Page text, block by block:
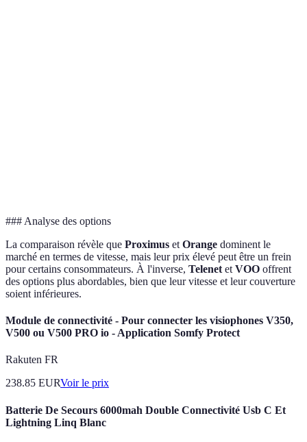
### Analyse des options
La comparaison révèle que Proximus et Orange dominent le
marché en termes de vitesse, mais leur prix élevé peut être un frein
pour certains consommateurs. À l'inverse, Telenet et VOO offrent
des options plus abordables, bien que leur vitesse et leur couverture
soient inférieures.
Module de connectivité - Pour connecter les visiophones V350,
V500 ou V500 PRO io - Application Somfy Protect
Rakuten FR
238.85 EURVoir le prix
Batterie De Secours 6000mah Double Connectivité Usb C Et
Lightning Linq Blanc